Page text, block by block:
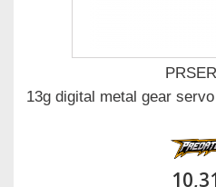
13g digital metal gear